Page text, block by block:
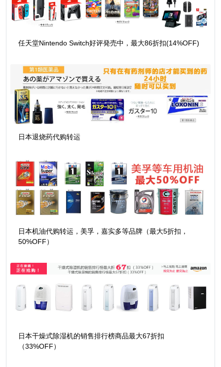
任天堂Nintendo Switch好评発売中，最大86折扣(14%OFF)
日本退烧药代购转运
日本机油代购转运，美孚，嘉实多等品牌（最大5折扣，
50%OFF）
日本干燥式除湿机的销售排行榜商品最大67折扣
（33%OFF）